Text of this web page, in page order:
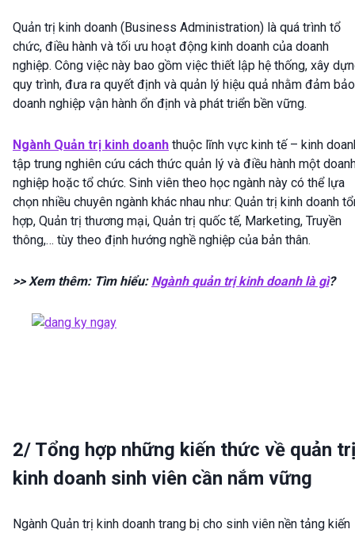
Quản trị kinh doanh (Business Administration) là quá trình tổ
chức, điều hành và tối ưu hoạt động kinh doanh của doanh
nghiệp. Công việc này bao gồm việc thiết lập hệ thống, xây
quy trình, đưa ra quyết định và quản lý hiệu quả nhằm đảm bảo
doanh nghiệp vận hành ổn định và phát triển bền vững.
Ngành Quản trị kinh doanh thuộc lĩnh vực kinh tế – kinh
tập trung nghiên cứu cách thức quản lý và điều hành một
nghiệp hoặc tổ chức. Sinh viên theo học ngành này có thể lựa
chọn nhiều chuyên ngành khác nhau như: Quản trị kinh doanh
hợp, Quản trị thương mại, Quản trị quốc tế, Marketing, Truyền
thông,… tùy theo định hướng nghề nghiệp của bản thân.
>> Xem thêm: Tìm hiểu: Ngành quản trị kinh doanh là gì?
2/ Tổng hợp những kiến thức về quản trị
kinh doanh sinh viên cần nắm vững
Ngành Quản trị kinh doanh trang bị cho sinh viên nền tảng kiến